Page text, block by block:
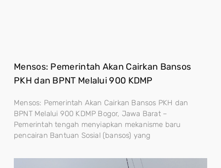
Mensos: Pemerintah Akan Cairkan Bansos
PKH dan BPNT Melalui 900 KDMP
Mensos: Pemerintah Akan Cairkan Bansos PKH dan
BPNT Melalui 900 KDMP Bogor, Jawa Barat –
Pemerintah tengah menyiapkan mekanisme baru
pencairan Bantuan Sosial (bansos) yang